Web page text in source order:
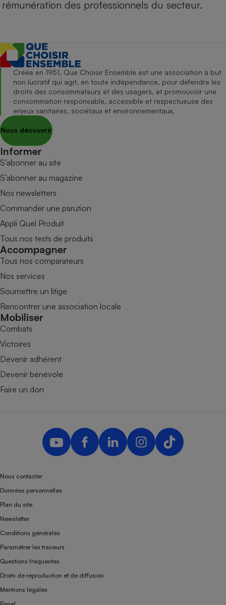
rémunération des professionnels du secteur.
Créée en 1951, Que Choisir Ensemble est une association à but
non lucratif qui agit, en toute indépendance, pour défendre les
droits des consommateurs et des usagers, et promouvoir une
consommation responsable, accessible et respectueuse des
enjeux sanitaires, sociétaux et environnementaux.
Nous découvrir
Informer
S’abonner au site
S’abonner au magazine
Nos newsletters
Commander une parution
Appli Quel Produit
Tous nos tests de produits
Accompagner
Tous nos comparateurs
Nos services
Soumettre un litige
Rencontrer une association locale
Mobiliser
Combats
Victoires
Devenir adhérent
Devenir bénévole
Faire un don
Nous contacter
Données personnelles
Plan du site
Newsletter
Conditions générales
Paramétrer les traceurs
Questions fréquentes
Droits de reproduction et de diffusion
Mentions légales